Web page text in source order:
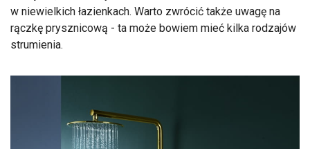
w niewielkich łazienkach. Warto zwrócić także uwagę na
rączkę prysznicową - ta może bowiem mieć kilka rodzajów
strumienia.